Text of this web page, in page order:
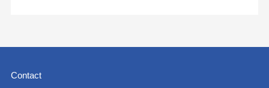
Contact